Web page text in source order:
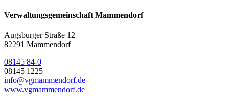
Verwaltungsgemeinschaft Mammendorf
Augsburger Straße 12
82291 Mammendorf
08145 84-0
08145 1225
info@vgmammendorf.de
www.vgmammendorf.de